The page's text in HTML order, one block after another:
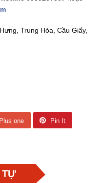
Trung Hòa, Cầu Giấy,
Plus one Pin It
TỰ